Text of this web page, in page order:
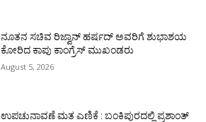
ನೂತನ ಸಚಿವ ರಿಜ್ವಾನ್ ಹರ್ಷದ್ ಅವರಿಗೆ ಶುಭಾಶಯ
ಕೋರಿದ ಕಾಪು ಕಾಂಗ್ರೆಸ್ ಮುಖಂಡರು
August 5, 2026
ಉಪಚುನಾವಣೆ ಮತ ಎಣಿಕೆ : ಬಂಕಿಪುರದಲ್ಲಿ ಪ್ರಶಾಂತ್